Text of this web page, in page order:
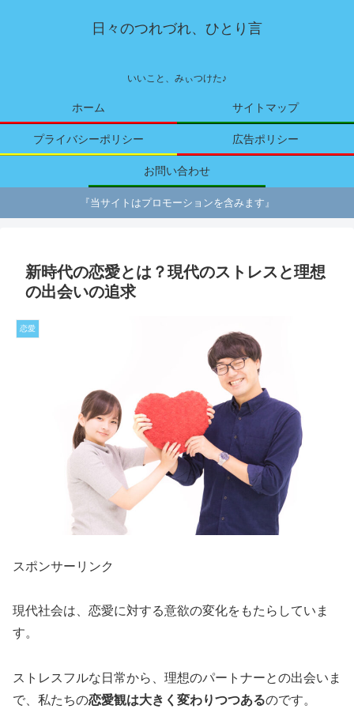
日々のつれづれ、ひとり言
いいこと、みぃつけた♪
ホーム サイトマップ
プライバシーポリシー 広告ポリシー
お問い合わせ
『当サイトはプロモーションを含みます』
新時代の恋愛とは？現代のストレスと理想
の出会いの追求
恋愛
スポンサーリンク
現代社会は、恋愛に対する意欲の変化をもたらしていま
す。
ストレスフルな日常から、理想のパートナーとの出会いま
で、私たちの恋愛観は大きく変わりつつあるのです。